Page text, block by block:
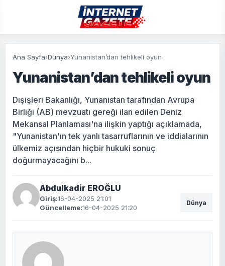
Ana Sayfa›Dünya›Yunanistan’dan tehlikeli oyun
Yunanistan’dan tehlikeli oyun
Dışişleri Bakanlığı, Yunanistan tarafından Avrupa
Birliği (AB) mevzuatı gereği ilan edilen Deniz
Mekansal Planlaması'na ilişkin yaptığı açıklamada,
"Yunanistan'ın tek yanlı tasarruflarının ve iddialarının
ülkemiz açısından hiçbir hukuki sonuç
doğurmayacağını b...
Abdulkadir EROĞLU
Giriş:16-04-2025 21:01
Güncelleme:16-04-2025 21:20
Dünya